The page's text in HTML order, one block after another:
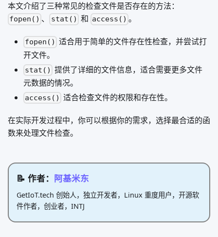
本文介绍了三种常见的检查文件是否存在的方法：
fopen() 、 stat() 和 access() 。
fopen() 适合用于简单的文件存在性检查，并尝试打
开文件。
stat() 提供了详细的文件信息，适合需要更多文件
元数据的情况。
access() 适合检查文件的权限和存在性。
在实际开发过程中，你可以根据你的需求，选择最合适的函
数来处理文件检查。
📝 作者： 阿基米东
GetIoT.tech 创始人，独立开发者，Linux 重度用户，开源软
件作者，创业者，INTJ